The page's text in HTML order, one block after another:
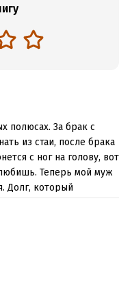
полюсах. За брак с
из стаи, после брака
с ног на голову, вот
Теперь мой муж
Долг, который